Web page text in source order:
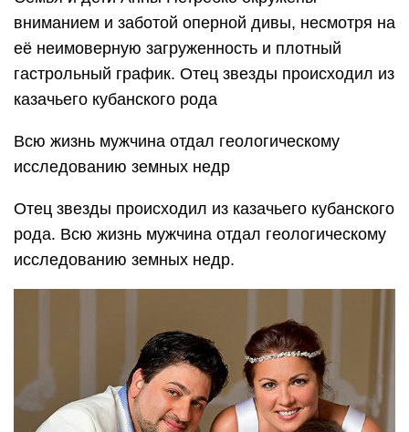
вниманием и заботой оперной дивы, несмотря на
её неимоверную загруженность и плотный
гастрольный график. Отец звезды происходил из
казачьего кубанского рода
Всю жизнь мужчина отдал геологическому
исследованию земных недр
Отец звезды происходил из казачьего кубанского
рода. Всю жизнь мужчина отдал геологическому
исследованию земных недр.